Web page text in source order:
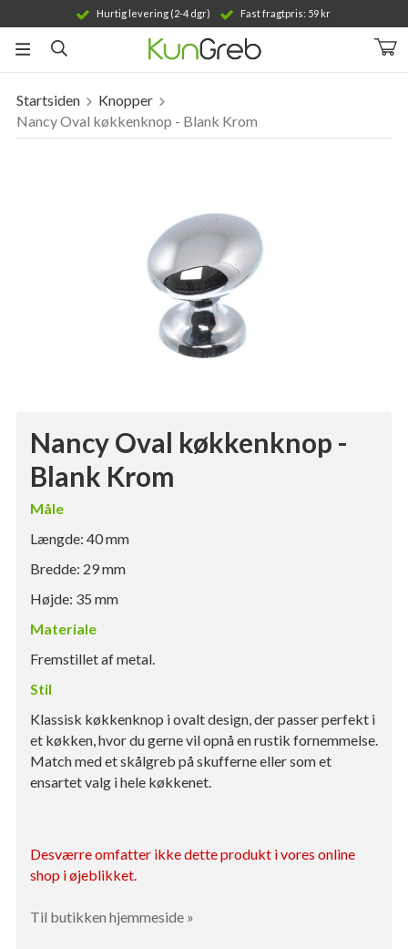
Hurtig levering (2-4 dgr) Fast fragtpris: 59 kr
Produktet er blevet tilføjet til din indkøbskurv
Startsiden
Knopper
Nancy Oval køkkenknop - Blank Krom
Nancy Oval køkkenknop -
Blank Krom
Måle
Længde: 40 mm
Bredde: 29 mm
Højde: 35 mm
Materiale
Fremstillet af metal.
Stil
Klassisk køkkenknop i ovalt design, der passer perfekt i
et køkken, hvor du gerne vil opnå en rustik fornemmelse.
Match med et skålgreb på skufferne eller som et
ensartet valg i hele køkkenet.
Desværre omfatter ikke dette produkt i vores online
shop i øjeblikket.
Til butikken hjemmeside »